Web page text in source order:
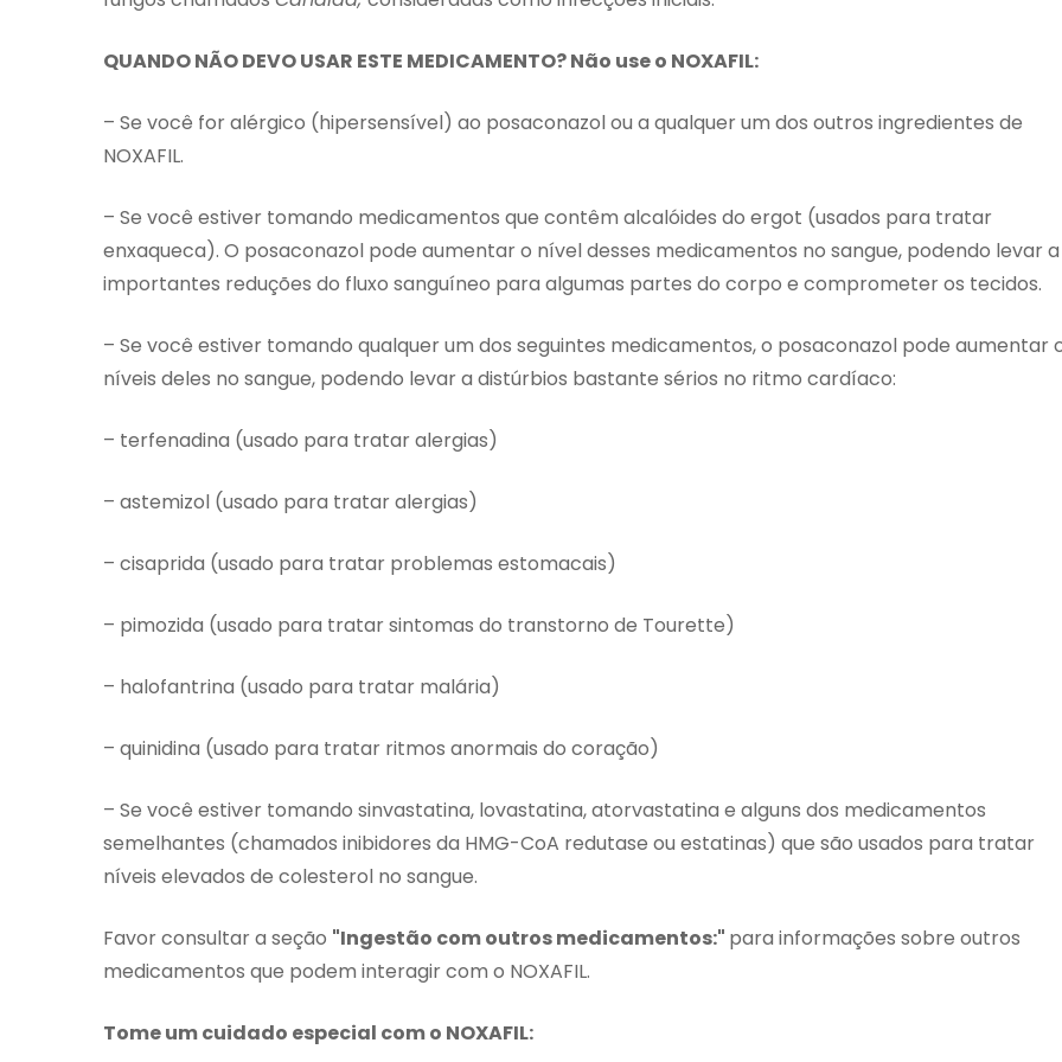
QUANDO NÃO DEVO USAR ESTE MEDICAMENTO? Não use o NOXAFIL:
– Se você for alérgico (hipersensível) ao posaconazol ou a qualquer um dos outros ingredientes de
NOXAFIL.
– Se você estiver tomando medicamentos que contêm alcalóides do ergot (usados para tratar
enxaqueca). O posaconazol pode aumentar o nível desses medicamentos no sangue, podendo levar a
importantes reduções do fluxo sanguíneo para algumas partes do corpo e comprometer os tecidos.
– Se você estiver tomando qualquer um dos seguintes medicamentos, o posaconazol pode aumentar
níveis deles no sangue, podendo levar a distúrbios bastante sérios no ritmo cardíaco:
– terfenadina (usado para tratar alergias)
– astemizol (usado para tratar alergias)
– cisaprida (usado para tratar problemas estomacais)
– pimozida (usado para tratar sintomas do transtorno de Tourette)
– halofantrina (usado para tratar malária)
– quinidina (usado para tratar ritmos anormais do coração)
– Se você estiver tomando sinvastatina, lovastatina, atorvastatina e alguns dos medicamentos
semelhantes (chamados inibidores da HMG-CoA redutase ou estatinas) que são usados para tratar
níveis elevados de colesterol no sangue.
Favor consultar a seção "Ingestão com outros medicamentos:" para informações sobre outros
medicamentos que podem interagir com o NOXAFIL.
Tome um cuidado especial com o NOXAFIL: